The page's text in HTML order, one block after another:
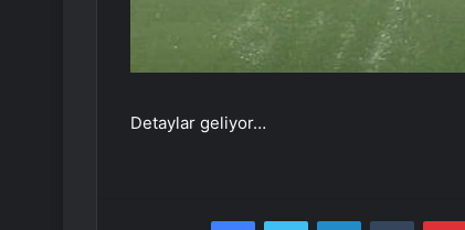
Detaylar geliyor…
FacebookTwitter LinkedInTumblr